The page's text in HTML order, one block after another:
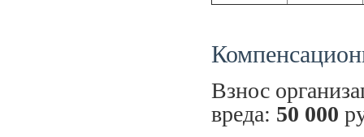
Взнос
вреда: 50 000